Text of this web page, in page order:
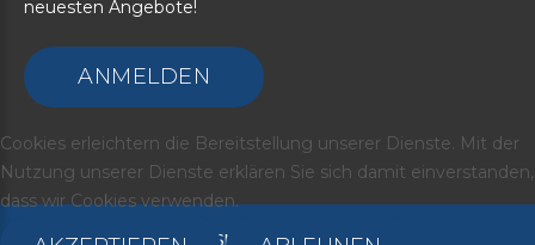
neuesten Angebote!
ANMELDEN
©2026 Media Marketing-SMJ
Cookies erleichtern die Bereitstellung unserer Dienste. Mit der
Nutzung unserer Dienste erklären Sie sich damit einverstanden,
dass wir Cookies verwenden.